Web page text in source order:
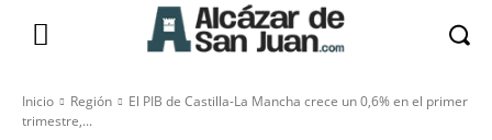
Inicio Región
El PIB de Castilla-La Mancha crece un 0,6% en el primer
trimestre,...